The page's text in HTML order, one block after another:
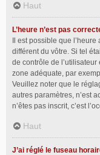
Haut
L’heure n’est pas
Il est possible que
différent du vôtre. Si tel
de contrôle de
zone adéquate, par
Veuillez noter que le
autres paramètres, n’est
n’êtes pas inscrit, c’est
Haut
J’ai réglé le fuseau